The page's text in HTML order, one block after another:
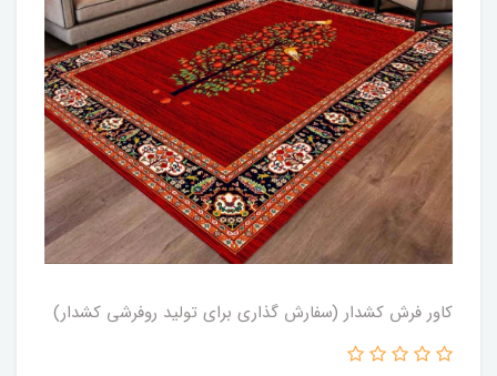
کاور فرش کشدار (سفارش گذاری برای تولید روفرشی کشدار)